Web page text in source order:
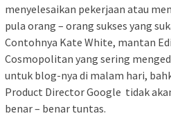
menyelesaikan pekerjaan atau
pula orang – orang sukses yang
Contohnya Kate White, mantan
Cosmopolitan yang sering
untuk blog-nya di malam hari,
Product Director Google tidak
benar – benar tuntas.